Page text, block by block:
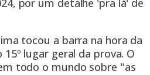
por um detalhe 'pra lá' de
tocou a barra na hora da
lugar geral da prova. O
todo o mundo sobre "as